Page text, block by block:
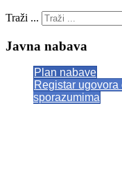
Traži ...
Javna nabava
Plan nabave
Registar
sporazumima